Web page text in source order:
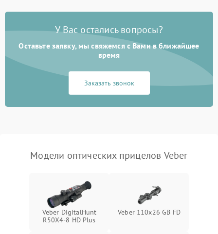
Неисправность системы
перенапряжения
1000 ₽ Подробнее →
Неисправность системы
защиты от замыкания
1000 ₽
защиты от перегрева
У Вас остались вопросы?
Оставьте заявку, мы свяжемся с Вами в ближайшее
время
Заказать звонок
Модели оптических прицелов Veber
Veber DigitalHunt
R50X4-8 HD Plus
Veber 110х26 GB FD